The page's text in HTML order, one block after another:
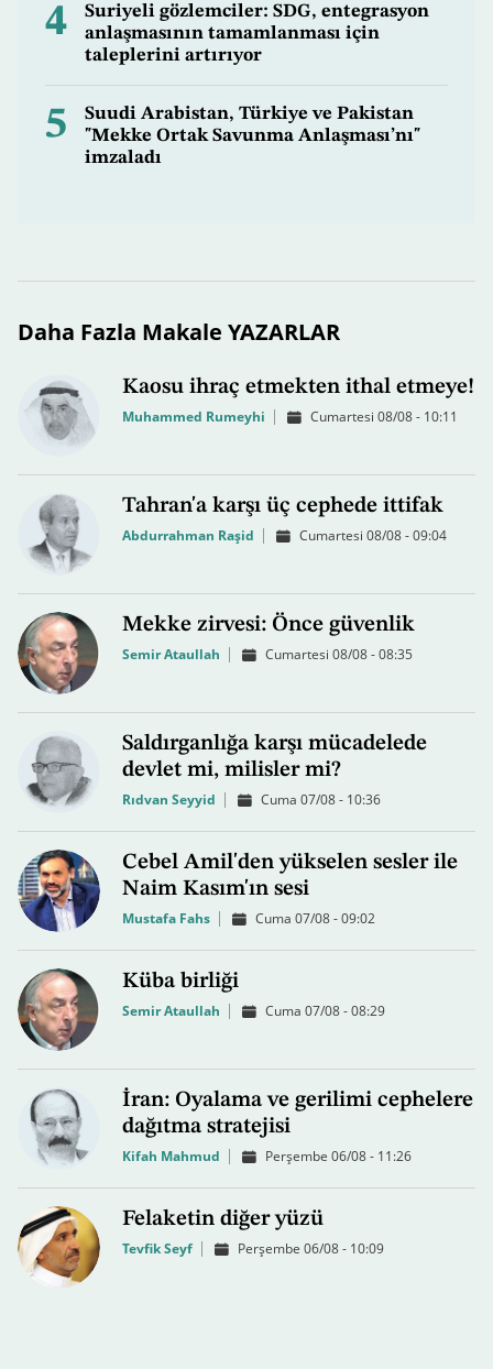
4
Suriyeli gözlemciler: SDG, entegrasyon
anlaşmasının tamamlanması için
taleplerini artırıyor
5
Suudi Arabistan, Türkiye ve Pakistan
"Mekke Ortak Savunma Anlaşması’nı"
imzaladı
Daha Fazla Makale YAZARLAR
Kaosu ihraç etmekten ithal etmeye!
Muhammed Rumeyhi Cumartesi 08/08 - 10:11
Tahran'a karşı üç cephede ittifak
Abdurrahman Raşid Cumartesi 08/08 - 09:04
Mekke zirvesi: Önce güvenlik
Semir Ataullah Cumartesi 08/08 - 08:35
Saldırganlığa karşı mücadelede
devlet mi, milisler mi?
Rıdvan Seyyid Cuma 07/08 - 10:36
Cebel Amil'den yükselen sesler ile
Naim Kasım'ın sesi
Mustafa Fahs Cuma 07/08 - 09:02
Küba birliği
Semir Ataullah Cuma 07/08 - 08:29
İran: Oyalama ve gerilimi cephelere
dağıtma stratejisi
Kifah Mahmud Perşembe 06/08 - 11:26
Felaketin diğer yüzü
Tevfik Seyf Perşembe 06/08 - 10:09